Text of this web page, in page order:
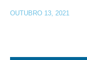
OUTUBRO 13, 2021